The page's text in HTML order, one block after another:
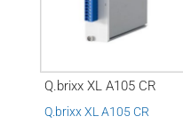
Q.brixx XL A105 CR
Q.brixx XL A105 CR